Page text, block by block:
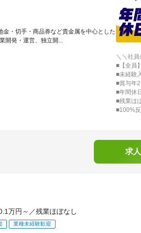
金・切手・商品券など貴金属を中心とした
開発・運営、独立開...
＼＼社
■【全員
■未経験
■賞与年
■年間休
■残業ほ
■100%
求
万円～／残業ほぼなし
業種未経験歓迎